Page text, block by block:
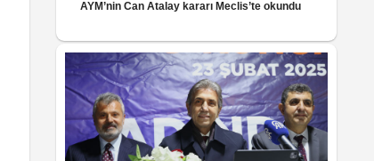
AYM’nin Can Atalay kararı Meclis’te okundu